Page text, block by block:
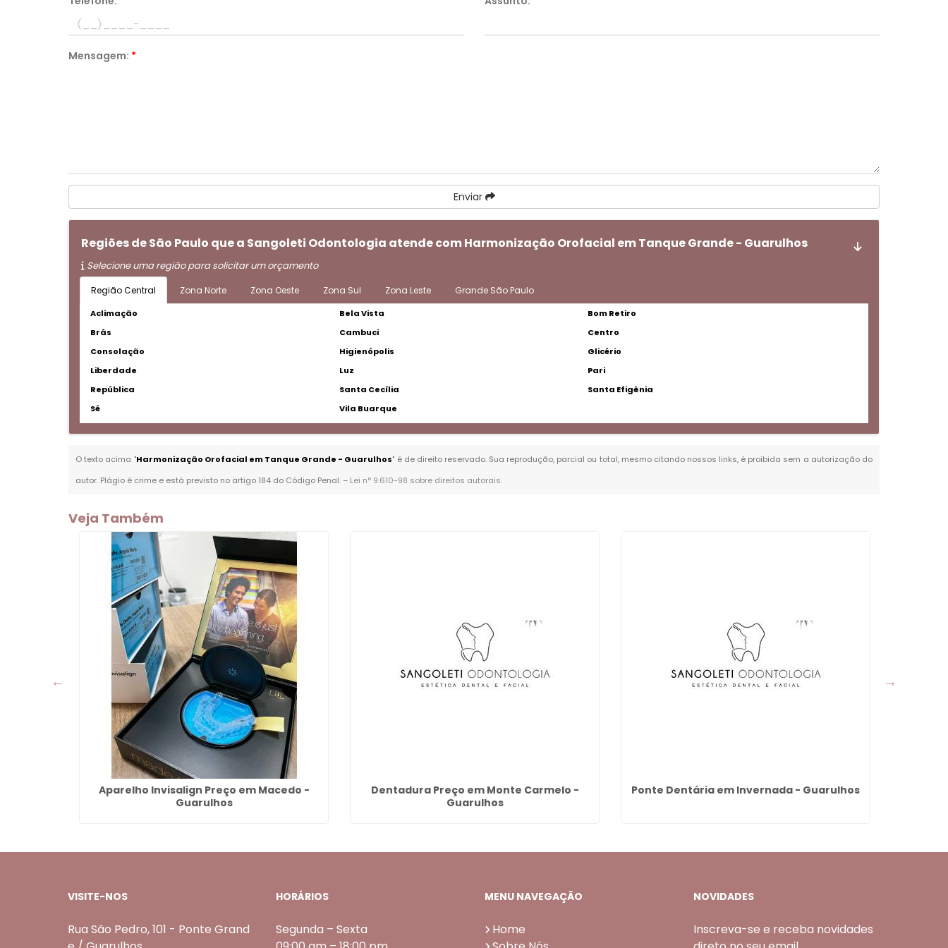
Mensagem: *
Enviar
Regiões de São Paulo que a Sangoleti Odontologia atende com Harmonização Orofacial em Tanque Grande - Guarulhos
Selecione uma região para solicitar um orçamento
Região Central Zona Norte Zona Oeste Zona Sul Zona Leste Grande São Paulo
Aclimação Bela Vista
Bom Retiro
Brás
Cambuci
Centro
Consolação
Higienópolis
Glicério
Liberdade
Luz
Pari
República
Santa Cecília
Santa Efigênia
Sé
Vila Buarque
O texto acima "Harmonização Orofacial em Tanque Grande - Guarulhos" é de direito reservado. Sua reprodução, parcial ou total, mesmo citando nossos links, é proibida sem a autorização do
autor. Plágio é crime e está previsto no artigo 184 do Código Penal. – Lei n° 9.610-98 sobre direitos autorais.
Veja Também
Aparelho Invisalign Preço em Macedo -
Guarulhos
Dentadura Preço em Monte Carmelo -
Guarulhos
Ponte Dentária em Invernada - Guarulhos
VISITE-NOS
Rua São Pedro, 101 - Ponte Grand
HORÁRIOS
Segunda – Sexta
MENU NAVEGAÇÃO
Home
NOVIDADES
Inscreva-se e receba novidades